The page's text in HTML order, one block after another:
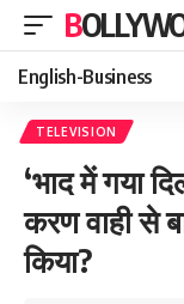
English-Business
TELEVISION
‘भाद में गया
करण वाही से
किया?